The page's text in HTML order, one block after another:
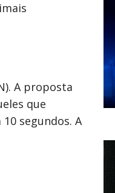
A proposta
que
segundos. A